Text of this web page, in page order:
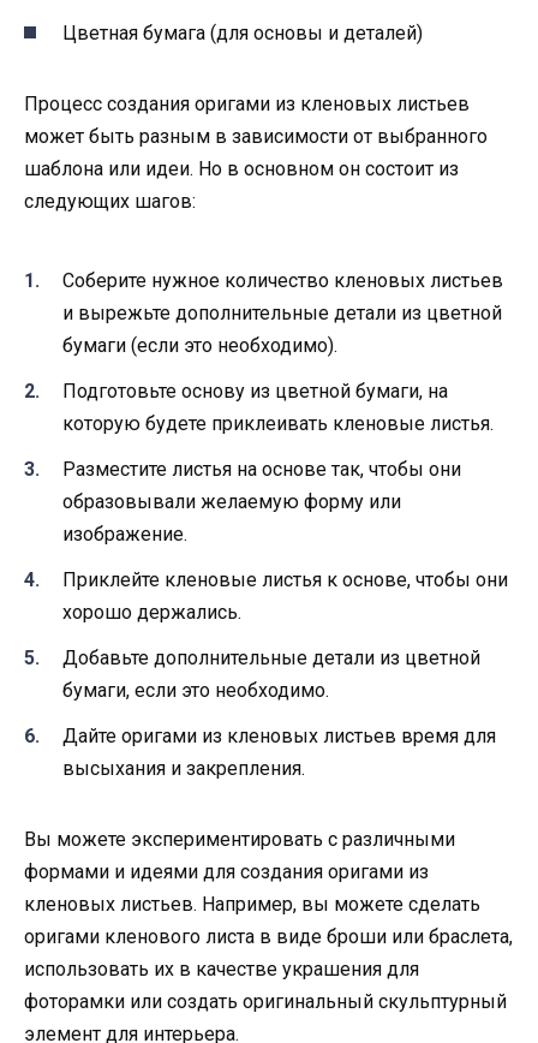
Цветная бумага (для основы и деталей)
Процесс создания оригами из кленовых листьев
может быть разным в зависимости от выбранного
шаблона или идеи. Но в основном он состоит из
следующих шагов:
Соберите нужное количество кленовых листьев
и вырежьте дополнительные детали из цветной
бумаги (если это необходимо).
Подготовьте основу из цветной бумаги, на
которую будете приклеивать кленовые листья.
Разместите листья на основе так, чтобы они
образовывали желаемую форму или
изображение.
Приклейте кленовые листья к основе, чтобы они
хорошо держались.
Добавьте дополнительные детали из цветной
бумаги, если это необходимо.
Дайте оригами из кленовых листьев время для
высыхания и закрепления.
Вы можете экспериментировать с различными
формами и идеями для создания оригами из
кленовых листьев. Например, вы можете сделать
оригами кленового листа в виде броши или браслета,
использовать их в качестве украшения для
фоторамки или создать оригинальный скульптурный
элемент для интерьера.